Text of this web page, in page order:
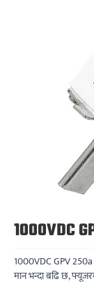
1000VDC
1000VDC GPV
मान भन्दा बढि छ,